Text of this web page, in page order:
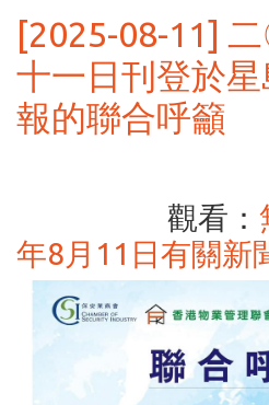
[2025-08-11]
十一日刊登於
報的聯合呼籲
觀看：
年8月11日有關新